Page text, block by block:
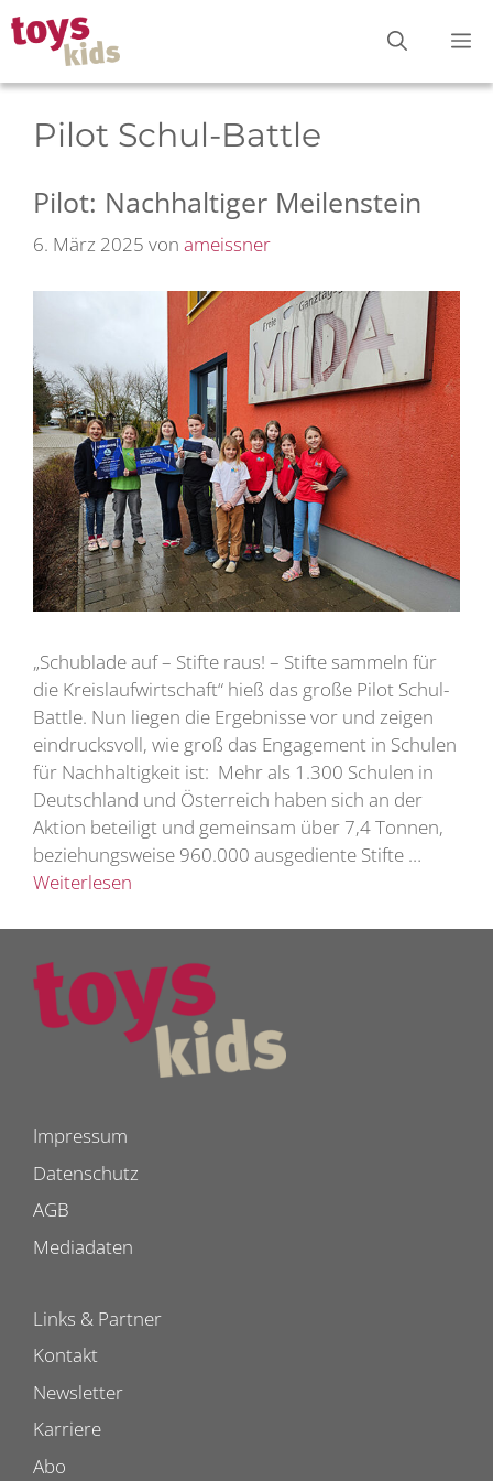
Zum
Inhalt
springen
Pilot Schul-Battle
Pilot: Nachhaltiger Meilenstein
6. März 2025 von ameissner
„Schublade auf – Stifte raus! – Stifte sammeln für
die Kreislaufwirtschaft“ hieß das große Pilot Schul-
Battle. Nun liegen die Ergebnisse vor und zeigen
eindrucksvoll, wie groß das Engagement in Schulen
für Nachhaltigkeit ist: Mehr als 1.300 Schulen in
Deutschland und Österreich haben sich an der
Aktion beteiligt und gemeinsam über 7,4 Tonnen,
beziehungsweise 960.000 ausgediente Stifte …
Weiterlesen
Impressum
Datenschutz
AGB
Mediadaten
Links & Partner
Kontakt
Newsletter
Karriere
Abo